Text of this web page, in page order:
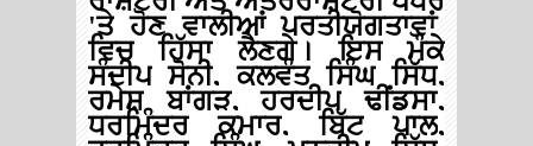
'ਤੇ ਹੋਣ ਵਾਲੀਆਂ ਪ੍ਰਤੀਯੋਗਤਾਵਾਂ
ਵਿਚ
ਹਿੱਸਾ ਲੈਣਗੇ। ਇਸ
ਮੌਕੇ
ਸੰਦੀਪ ਸੋਨੀ,ਕੁਲਵੰਤ ਸਿੰਘ ਸਿੱਧੂ,
ਰਮੇਸ਼
ਬਾਂਗੜ,ਹਰਦੀਪ ਢੀਂਡਸਾ,
ਧਰਮਿੰਦਰ
ਕੁਮਾਰ,ਬਿੱਟੂ ਪਾਲ,